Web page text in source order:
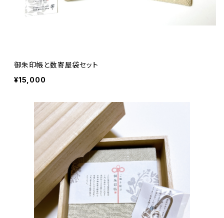
御朱印帳と数寄屋袋セット
¥15,000